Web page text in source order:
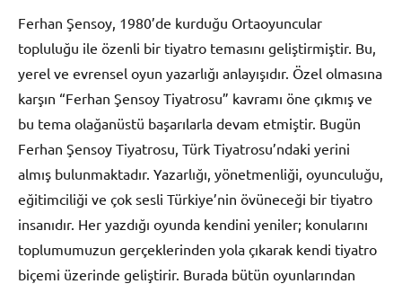
Ferhan Şensoy, 1980’de kurduğu Ortaoyuncular
topluluğu ile özenli bir tiyatro temasını geliştirmiştir. Bu,
yerel ve evrensel oyun yazarlığı anlayışıdır. Özel olmasına
karşın “Ferhan Şensoy Tiyatrosu” kavramı öne çıkmış ve
bu tema olağanüstü başarılarla devam etmiştir. Bugün
Ferhan Şensoy Tiyatrosu, Türk Tiyatrosu’ndaki yerini
almış bulunmaktadır. Yazarlığı, yönetmenliği, oyunculuğu,
eğitimciliği ve çok sesli Türkiye’nin övüneceği bir tiyatro
insanıdır. Her yazdığı oyunda kendini yeniler; konularını
toplumumuzun gerçeklerinden yola çıkarak kendi tiyatro
biçemi üzerinde geliştirir. Burada bütün oyunlarından